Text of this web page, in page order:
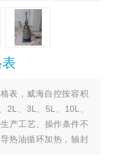
表，威海自控按容积
2L、3L、5L、10L、
产工艺、操作条件不
热油循环加热，轴封